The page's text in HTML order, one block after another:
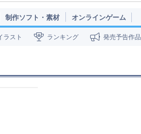
制作ソフト・素材 オンラインゲーム
ラスト ランキング 発売予告作品